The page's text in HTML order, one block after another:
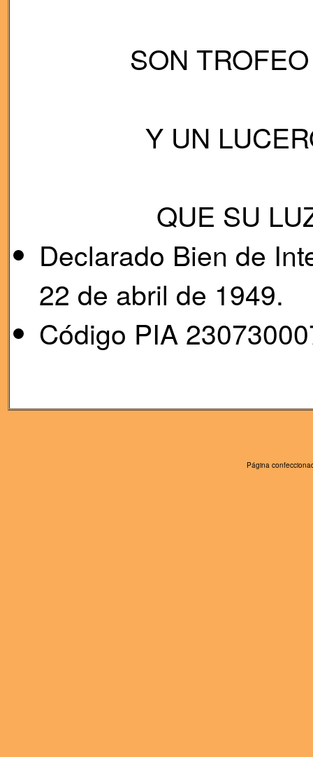
SON
Y UN
QUE SU
Declarado Bien de
22 de abril de 1949.
Código PIA
Página